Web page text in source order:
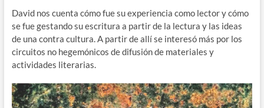
David nos cuenta cómo fue su experiencia como lector y cómo
se fue gestando su escritura a partir de la lectura y las ideas
de una contra cultura. A partir de allí se interesó más por los
circuitos no hegemónicos de difusión de materiales y
actividades literarias.